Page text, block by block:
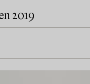
2019